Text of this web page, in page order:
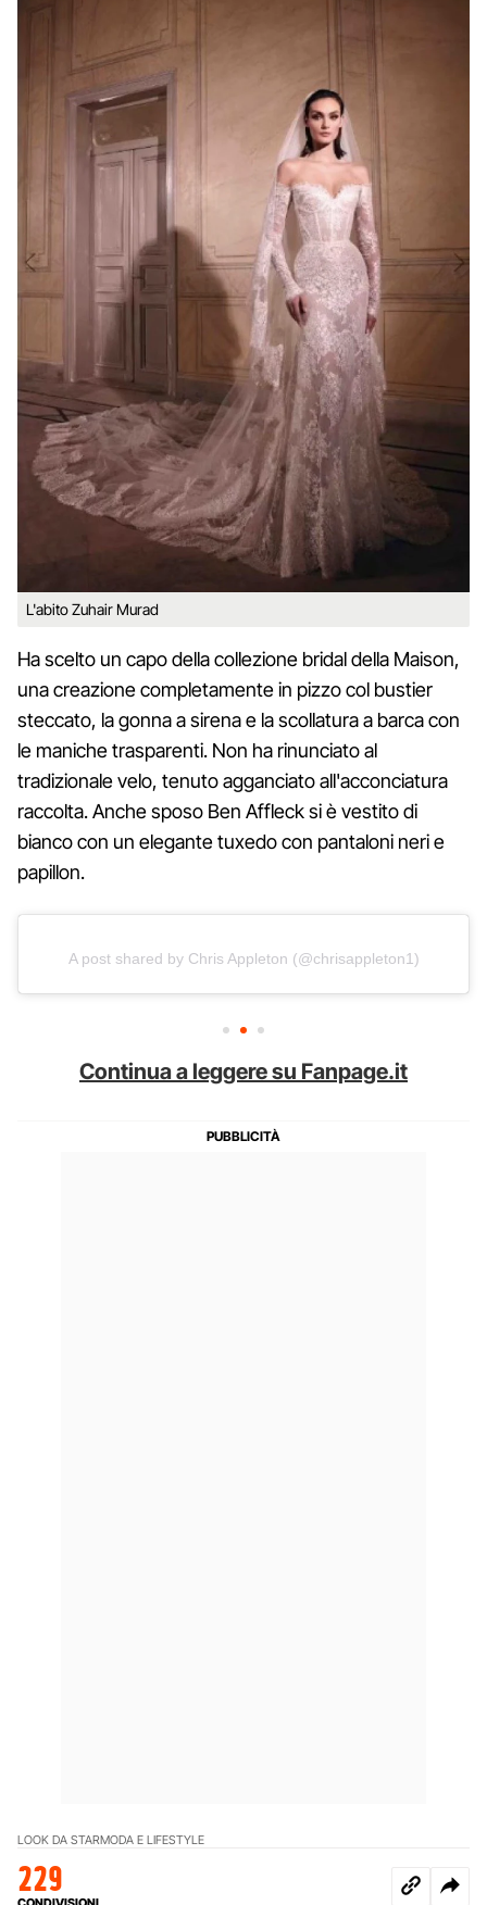
L'abito Zuhair Murad
Ha scelto un capo della collezione bridal della Maison,
una creazione completamente in pizzo col bustier
steccato, la gonna a sirena e la scollatura a barca con
le maniche trasparenti. Non ha rinunciato al
tradizionale velo, tenuto agganciato all'acconciatura
raccolta. Anche sposo Ben Affleck si è vestito di
bianco con un elegante tuxedo con pantaloni neri e
papillon.
A post shared by Chris Appleton (@chrisappleton1)
Continua a leggere su Fanpage.it
LOOK DA STARMODA E LIFESTYLE
229